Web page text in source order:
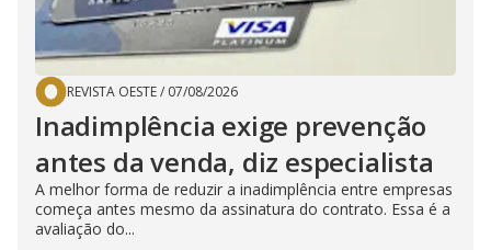
REVISTA OESTE/ 07/08/2026
Inadimplência exige prevenção
antes da venda, diz especialista
A melhor forma de reduzir a inadimplência entre empresas
começa antes mesmo da assinatura do contrato. Essa é a
avaliação do...